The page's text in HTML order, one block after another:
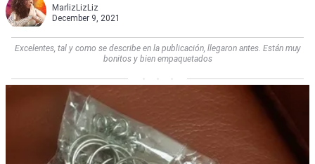
MarlizLizLiz
December 9, 2021
Excelentes, tal y como se describe en la publicación, llegaron antes. Están muy
bonitos y bien empaquetados